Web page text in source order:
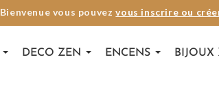
Bienvenue vous pouvez vous inscrire ou
DECO ZEN ENCENS BIJOUX